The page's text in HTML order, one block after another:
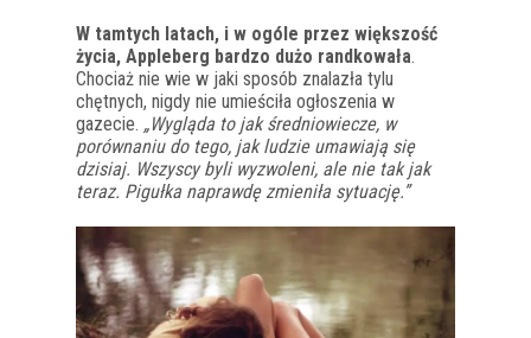
W tamtych latach, i w ogóle przez większość
życia, Appleberg bardzo dużo randkowała.
Chociaż nie wie w jaki sposób znalazła tylu
chętnych, nigdy nie umieściła ogłoszenia w
gazecie. „Wygląda to jak średniowiecze, w
porównaniu do tego, jak ludzie umawiają się
dzisiaj. Wszyscy byli wyzwoleni, ale nie tak jak
teraz. Pigułka naprawdę zmieniła sytuację.”